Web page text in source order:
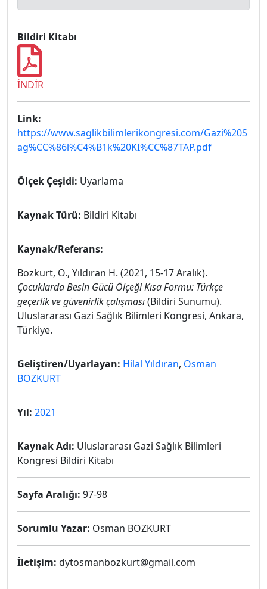
Bildiri Kitabı
İNDİR
Link:
https://www.saglikbilimlerikongresi.com/Gazi%20S
ag%CC%86l%C4%B1k%20KI%CC%87TAP.pdf
Ölçek Çeşidi: Uyarlama
Kaynak Türü: Bildiri Kitabı
Kaynak/Referans:
Bozkurt, O., Yıldıran H. (2021, 15-17 Aralık).
Çocuklarda Besin Gücü Ölçeği Kısa Formu: Türkçe
geçerlik ve güvenirlik çalışması(Bildiri Sunumu).
Uluslararası Gazi Sağlık Bilimleri Kongresi, Ankara,
Türkiye.
Geliştiren/Uyarlayan: Hilal Yıldıran, Osman
BOZKURT
Yıl: 2021
Kaynak Adı: Uluslararası Gazi Sağlık Bilimleri
Kongresi Bildiri Kitabı
Sayfa Aralığı: 97-98
Sorumlu Yazar: Osman BOZKURT
İletişim: dytosmanbozkurt@gmail.com